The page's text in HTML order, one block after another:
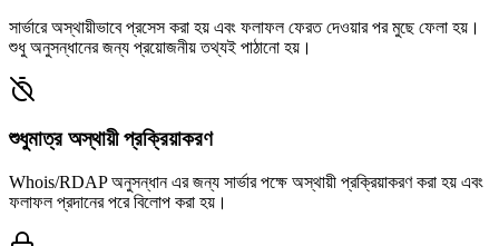
সার্ভারে অস্থায়ীভাবে প্রসেস করা হয় এবং ফলাফল ফেরত দেওয়ার পর মুছে ফেলা হয়।
শুধু অনুসন্ধানের জন্য প্রয়োজনীয় তথ্যই পাঠানো হয়।
শুধুমাত্র অস্থায়ী প্রক্রিয়াকরণ
Whois/RDAP অনুসন্ধান এর জন্য সার্ভার পক্ষে অস্থায়ী প্রক্রিয়াকরণ করা হয় এবং
ফলাফল প্রদানের পরে বিলোপ করা হয়।